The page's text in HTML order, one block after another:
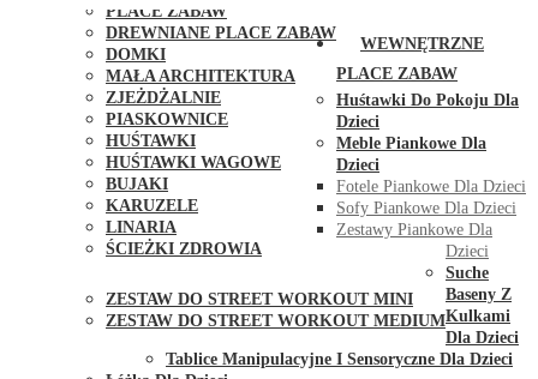
PLACE ZABAW
DREWNIANE PLACE ZABAW
DOMKI
MAŁA ARCHITEKTURA
ZJEŻDŻALNIE
PIASKOWNICE
HUŚTAWKI
HUŚTAWKI WAGOWE
BUJAKI
KARUZELE
LINARIA
ŚCIEŻKI ZDROWIA
ZESTAW DO STREET WORKOUT MINI
ZESTAW DO STREET WORKOUT MEDIUM
WEWNĘTRZNE
PLACE ZABAW
Huśtawki Do Pokoju Dla
Dzieci
Meble Piankowe Dla
Dzieci
Fotele Piankowe Dla Dzieci
Sofy Piankowe Dla Dzieci
Zestawy Piankowe Dla
Dzieci
Suche
Baseny Z
Kulkami
Dla Dzieci
Tablice Manipulacyjne I Sensoryczne Dla Dzieci